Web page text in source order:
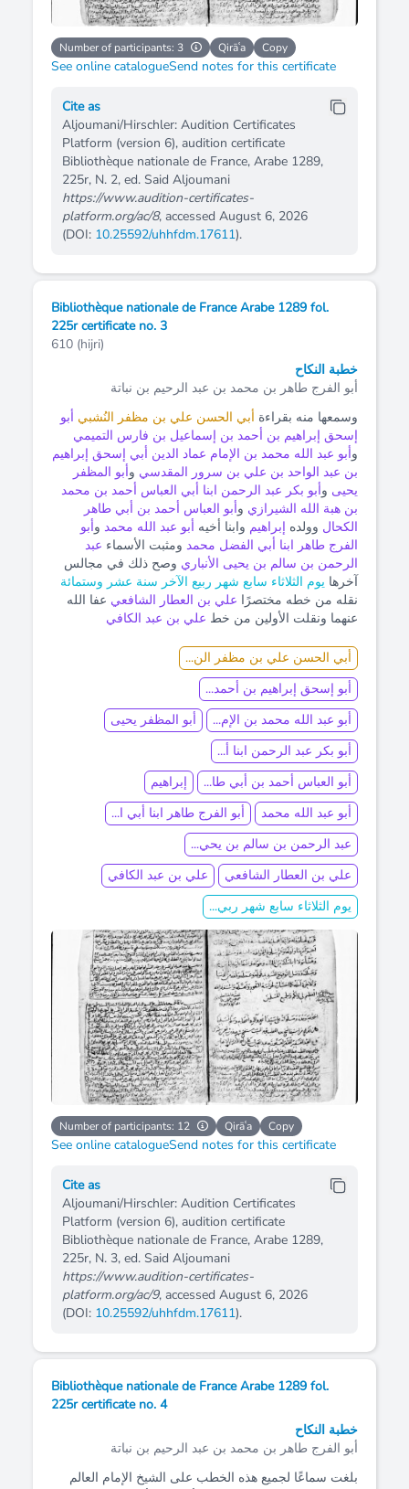
Number of participants: 3 Qirāʿa Copy
See online catalogueSend notes for this certificate
Cite as
Aljoumani/Hirschler: Audition Certificates
Platform (version 6), audition certificate
Bibliothèque nationale de France, Arabe 1289,
225r, N. 2, ed. Said Aljoumani
https://www.audition-certificates-
platform.org/ac/8, accessed August 6, 2026
(DOI: 10.25592/uhhfdm.17611).
Bibliothèque nationale de France Arabe 1289 fol.
225r certificate no. 3
610 (hijri)
خطبة النكاح
أبو الفرج طاهر بن محمد بن عبد الرحيم بن نباتة
وسمعها منه بقراءة أبي الحسن علي بن مظفر النُشبي أبو
إسحق إبراهيم بن أحمد بن إسماعيل بن فارس التميمي
وأبو عبد الله محمد بن الإمام عماد الدين أبي إسحق إبراهيم
بن عبد الواحد بن علي بن سرور المقدسي وأبو المظفر
يحيى وأبو بكر عبد الرحمن ابنا أبي العباس أحمد بن محمد
بن هبة الله الشيرازي وأبو العباس أحمد بن أبي طاهر
الكحال وولده إبراهيم وابنا أخيه أبو عبد الله محمد وأبو
الفرج طاهر ابنا أبي الفضل محمد ومثبت الأسماء عبد
الرحمن بن سالم بن يحيى الأنباري وصح ذلك في مجالس
آخرها يوم الثلاثاء سابع شهر ربيع الآخر سنة عشر وستمائة
نقله من خطه مختصرًا علي بن العطار الشافعي عفا الله
عنهما ونقلت الأولين من خط علي بن عبد الكافي
أبي الحسن علي بن مظفر الن...
أبو إسحق إبراهيم بن أحمد...
أبو عبد الله محمد بن الإم...
أبو المظفر يحيى
أبو بكر عبد الرحمن ابنا أ...
أبو العباس أحمد بن أبي طا...
إبراهيم
أبو عبد الله محمد
أبو الفرج طاهر ابنا أبي ا...
عبد الرحمن بن سالم بن يحي...
علي بن العطار الشافعي
علي بن عبد الكافي
يوم الثلاثاء سابع شهر ربي...
Number of participants: 12 Qirāʿa Copy
See online catalogueSend notes for this certificate
Cite as
Aljoumani/Hirschler: Audition Certificates
Platform (version 6), audition certificate
Bibliothèque nationale de France, Arabe 1289,
225r, N. 3, ed. Said Aljoumani
https://www.audition-certificates-
platform.org/ac/9, accessed August 6, 2026
(DOI: 10.25592/uhhfdm.17611).
Bibliothèque nationale de France Arabe 1289 fol.
225r certificate no. 4
خطبة النكاح
أبو الفرج طاهر بن محمد بن عبد الرحيم بن نباتة
بلغت سماعًا لجميع هذه الخطب على الشيخ الإمام العالم